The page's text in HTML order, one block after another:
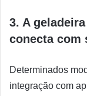
3. A
conecta com
Determinados
integração com